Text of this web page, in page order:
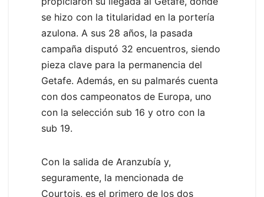
se hizo con la titularidad en la portería
azulona. A sus 28 años, la pasada
campaña disputó 32 encuentros, siendo
pieza clave para la permanencia del
Getafe. Además, en su palmarés cuenta
con dos campeonatos de Europa, uno
con la selección sub 16 y otro con la
sub 19.
Con la salida de Aranzubía y,
seguramente, la mencionada de
Courtois, es el primero de los dos